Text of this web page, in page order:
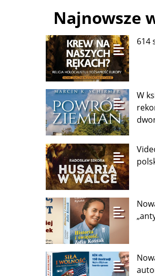
Najnowsze
614
W